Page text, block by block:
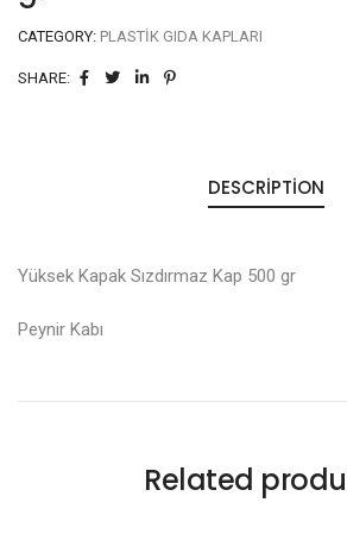
CATEGORY: PLASTIK GIDA KAPLARI
SHARE:
DESCRIPTION
Yüksek Kapak Sızdırmaz Kap 500 gr
Peynir Kabı
Related